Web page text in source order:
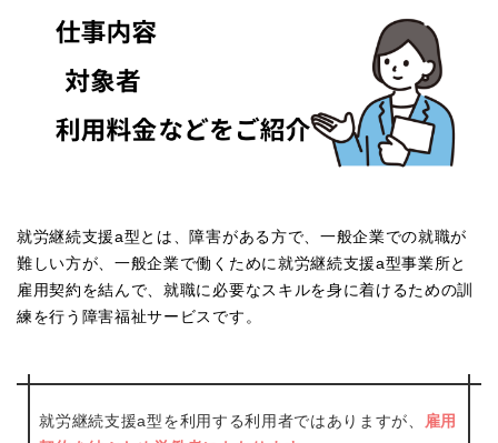
就労継続支援a型とは、障害がある方で、一般企業での就職が
難しい方が、一般企業で働くために就労継続支援a型事業所と
雇用契約を結んで、就職に必要なスキルを身に着けるための訓
練を行う障害福祉サービスです。
就労継続支援a型を利用する利用者ではありますが、
雇用